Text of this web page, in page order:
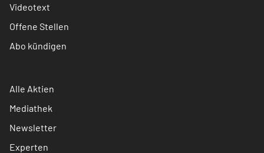
Videotext
Offene Stellen
Abo kündigen
Alle Aktien
Mediathek
Newsletter
Experten